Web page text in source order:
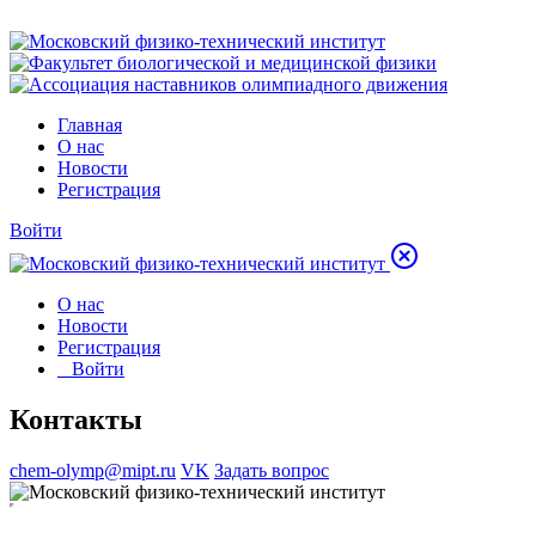
Главная
О нас
Новости
Регистрация
Войти
О нас
Новости
Регистрация
Войти
Контакты
chem-olymp@mipt.ru VK Задать вопрос